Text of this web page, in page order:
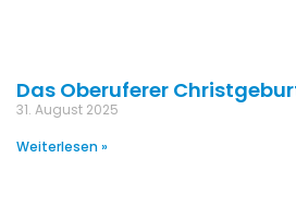
Das Oberuferer
31. August 2025
Weiterlesen »